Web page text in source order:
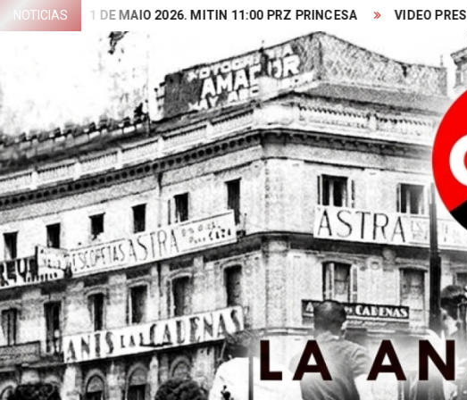
Skip
to
NOTICIAS
1 DE MAIO 2026. MITIN 11:00 PRZ PRINCESA VIDEO